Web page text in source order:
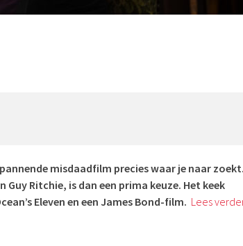
misdaadfilm precies waar je naar
Guy Ritchie, is dan een prima keuze. Het keek
Eleven en een James Bond-film. Lees